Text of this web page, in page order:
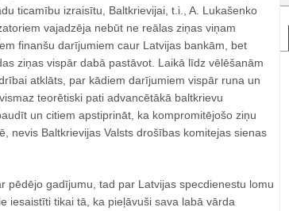
ticamību izraisītu, Baltkrievijai, t.i., A. Lukašenko
vajadzēja nebūt ne reālas ziņas viņam
finanšu darījumiem caur Latvijas bankām, bet
ziņas vispār dabā pastāvot. Laikā līdz vēlēšanām
atklāts, par kādiem darījumiem vispār runa un
teorētiski pati advancētākā baltkrievu
un citiem apstiprināt, ka kompromitējošo ziņu
nevis Baltkrievijas Valsts drošības komitejas sienas
pēdējo gadījumu, tad par Latvijas specdienestu lomu
iesaistīti tikai tā, ka pieļāvuši sava labā vārda